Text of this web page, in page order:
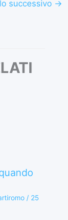
successivo →
/ 25